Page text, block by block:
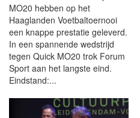
MO20 hebben op het
Haaglanden Voetbaltoernooi
een knappe prestatie geleverd.
In een spannende wedstrijd
tegen Quick MO20 trok Forum
Sport aan het langste eind.
Eindstand:...